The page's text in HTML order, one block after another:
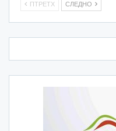
ПТРЕТХ СЛЕДНО